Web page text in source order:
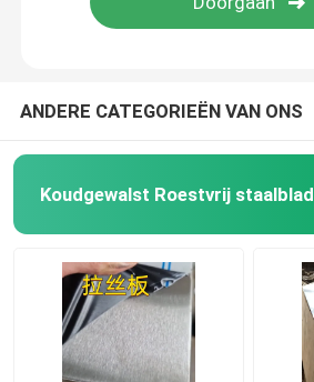
ANDERE CATEGORIEËN VAN ONS
Koudgewalst Roestvrij staalblad